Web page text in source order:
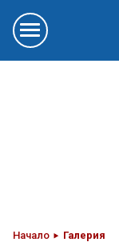
Начало Галерия